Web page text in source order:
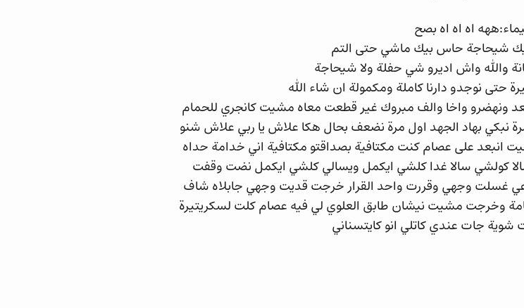
اه اه اه بصح
شيحاجة حاس بيك ماشي حتى التم
والله واش اديرو شي حفلة ولا شيحاجة
حتى نوجدو دارنا كاملة ومكمولة ان شاء الله
ونهضرو واخا والف مبروك غير قطعت معاه مشيت كانجري للحمام
بهاد الجهد اول مرة نضعف بحال هكا علاش يا ربي علاش شنو
على عصام كنت مكتافية بصداقتو مكتافية اني خدامة حداه
سالا كولشي سالا غدا كلشي ايكمل ويسالي كلشي ايكمل نضت وقفت
غسلت وجهي وقررت واحد القرار خرجت قديت وجهي جابلاه شاف
وخرجت مشيت نيشان طابق العلوي لي فيه عصام كلت لسكريتيرة
شوية جات عندي كاتلي انو كايتسناني